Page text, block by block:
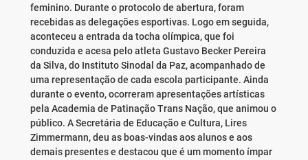
feminino. Durante o protocolo de abertura, foram
recebidas as delegações esportivas. Logo em seguida,
aconteceu a entrada da tocha olímpica, que foi
conduzida e acesa pelo atleta Gustavo Becker Pereira
da Silva, do Instituto Sinodal da Paz, acompanhado de
uma representação de cada escola participante. Ainda
durante o evento, ocorreram apresentações artísticas
pela Academia de Patinação Trans Nação, que animou o
público. A Secretária de Educação e Cultura, Lires
Zimmermann, deu as boas-vindas aos alunos e aos
demais presentes e destacou que é um momento ímpar